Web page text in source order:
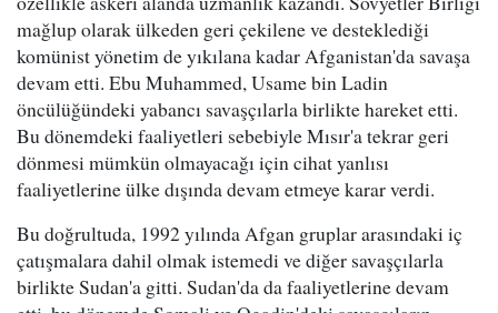
mağlup olarak ülkeden geri çekilene ve desteklediği
komünist yönetim de yıkılana kadar Afganistan'da savaşa
devam etti. Ebu Muhammed, Usame bin Ladin
öncülüğündeki yabancı savaşçılarla birlikte hareket etti.
Bu dönemdeki faaliyetleri sebebiyle Mısır'a tekrar geri
dönmesi mümkün olmayacağı için cihat yanlısı
faaliyetlerine ülke dışında devam etmeye karar verdi.
Bu doğrultuda, 1992 yılında Afgan gruplar arasındaki iç
çatışmalara dahil olmak istemedi ve diğer savaşçılarla
birlikte Sudan'a gitti. Sudan'da da faaliyetlerine devam